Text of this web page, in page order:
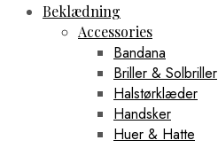
Beklædning
Accessories
Bandana
Briller & Solbriller
Halstørklæder
Handsker
Huer & Hatte